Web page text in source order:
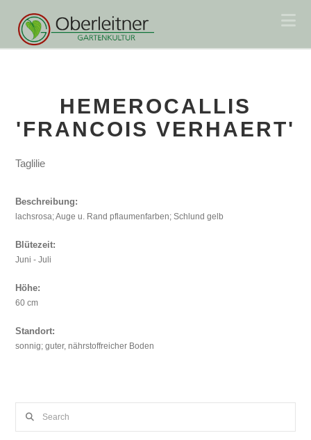
HEMEROCALLIS
'FRANCOIS VERHAERT'
Taglilie
Beschreibung:
lachsrosa; Auge u. Rand pflaumenfarben; Schlund gelb
Blütezeit:
Juni - Juli
Höhe:
60 cm
Standort:
sonnig; guter, nährstoffreicher Boden